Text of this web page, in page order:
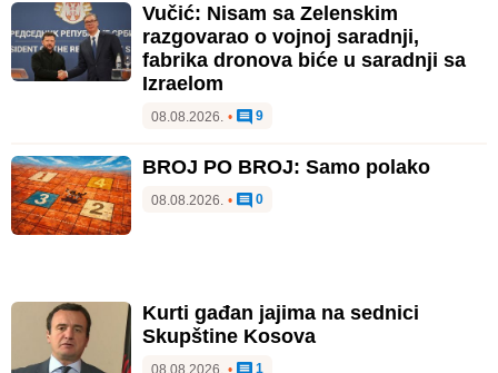
Vučić: Nisam sa Zelenskim
razgovarao o vojnoj saradnji,
fabrika dronova biće u saradnji sa
Izraelom
08.08.2026. • 9
BROJ PO BROJ: Samo polako
08.08.2026. • 0
Kurti gađan jajima na sednici
Skupštine Kosova
08.08.2026. • 1